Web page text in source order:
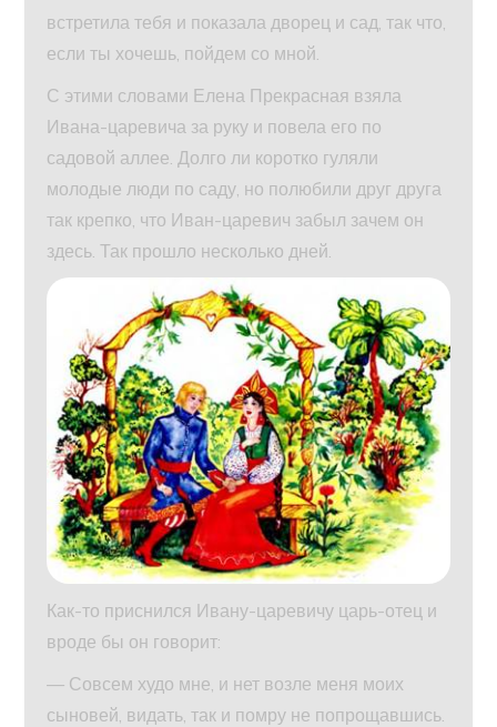
встретила тебя и показала дворец и сад, так что,
если ты хочешь, пойдем со мной.
С этими словами Елена Прекрасная взяла
Ивана-царевича за руку и повела его по
садовой аллее. Долго ли коротко гуляли
молодые люди по саду, но полюбили друг друга
так крепко, что Иван-царевич забыл зачем он
здесь. Так прошло несколько дней.
Как-то приснился Ивану-царевичу царь-отец и
вроде бы он говорит:
— Совсем худо мне, и нет возле меня моих
сыновей, видать, так и помру не попрощавшись.